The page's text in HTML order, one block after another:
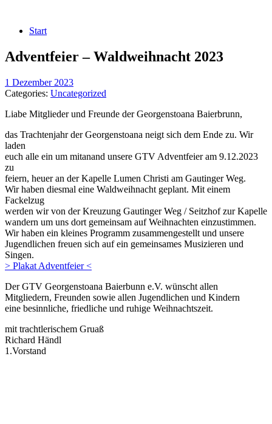
Start
Adventfeier – Waldweihnacht 2023
1 Dezember 2023
Categories: Uncategorized
Liabe Mitglieder und Freunde der Georgenstoana Baierbrunn,
das Trachtenjahr der Georgenstoana neigt sich dem Ende zu. Wir
laden
euch alle ein um mitanand unsere GTV Adventfeier am 9.12.2023
zu
feiern, heuer an der Kapelle Lumen Christi am Gautinger Weg.
Wir haben diesmal eine Waldweihnacht geplant. Mit einem
Fackelzug
werden wir von der Kreuzung Gautinger Weg / Seitzhof zur Kapelle
wandern um uns dort gemeinsam auf Weihnachten einzustimmen.
Wir haben ein kleines Programm zusammengestellt und unsere
Jugendlichen freuen sich auf ein gemeinsames Musizieren und
Singen.
> Plakat Adventfeier <
Der GTV Georgenstoana Baierbunn e.V. wünscht allen
Mitgliedern, Freunden sowie allen Jugendlichen und Kindern
eine besinnliche, friedliche und ruhige Weihnachtszeit.
mit trachtlerischem Gruaß
Richard Händl
1.Vorstand